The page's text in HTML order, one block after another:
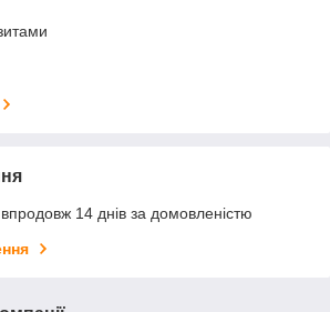
14 днів за домовленістю